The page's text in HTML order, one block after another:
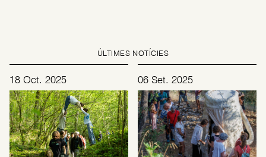
ÚLTIMES NOTÍCIES
18 Oct. 2025 06 Set. 2025